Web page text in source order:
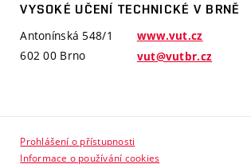
VYSOKÉ UČENÍ TECHNICKÉ V BRNĚ
Antonínská 548/1
602 00 Brno
www.vut.cz
vut@vutbr.cz
Prohlášení o přístupnosti
Informace o používání cookies